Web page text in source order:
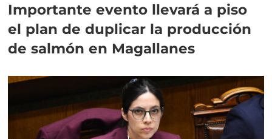
Importante evento llevará a piso
el plan de duplicar la producción
de salmón en Magallanes